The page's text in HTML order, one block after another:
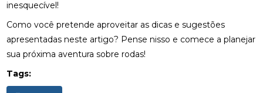
inesquecível!
Como você pretende aproveitar as dicas e sugestões
apresentadas neste artigo? Pense nisso e comece a planejar
sua próxima aventura sobre rodas!
Tags: